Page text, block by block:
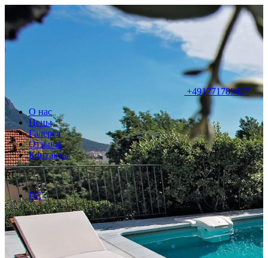
+491771789427
О нас
Цены
Галерея
Отзывы
Контакты
RU
DE